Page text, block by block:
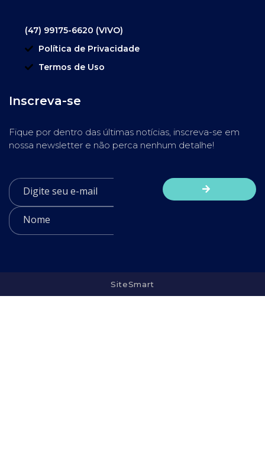
(47) 99175-6620 (VIVO)
Política de Privacidade
Termos de Uso
Inscreva-se
Fique por dentro das últimas notícias, inscreva-se em
nossa newsletter e não perca nenhum detalhe!
SiteSmart